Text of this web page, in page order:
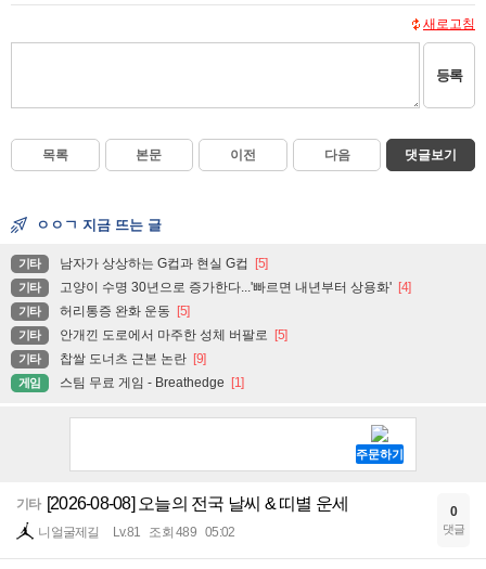
새로고침
등록
목록 본문 이전 다음 댓글보기
ㅇㅇㄱ 지금 뜨는 글
기타 남자가 상상하는 G컵과 현실 G컵 [5]
기타 고양이 수명 30년으로 증가한다...'빠르면 내년부터 상용화' [4]
기타 허리통증 완화 운동 [5]
기타 안개낀 도로에서 마주한 성체 버팔로 [5]
기타 찹쌀 도너츠 근본 논란 [9]
게임 스팀 무료 게임 - Breathedge [1]
기타 [2026-08-08] 오늘의 전국 날씨 & 띠별 운세
니얼굴제길 Lv.81 조회 489 05:02
0
댓글